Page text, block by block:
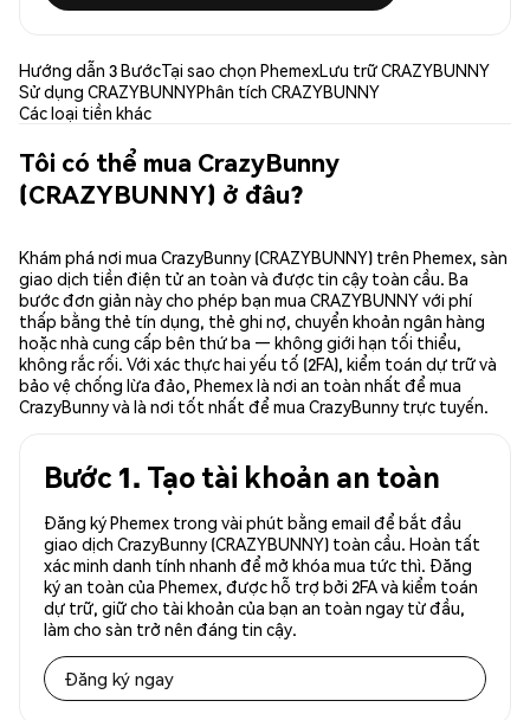
Hướng dẫn 3 BướcTại sao chọn PhemexLưu trữ CRAZYBUNNY
Sử dụng CRAZYBUNNYPhân tích CRAZYBUNNY
Các loại tiền khác
Tôi có thể mua CrazyBunny
(CRAZYBUNNY) ở đâu?
Khám phá nơi mua CrazyBunny (CRAZYBUNNY) trên Phemex, sàn
giao dịch tiền điện tử an toàn và được tin cậy toàn cầu. Ba
bước đơn giản này cho phép bạn mua CRAZYBUNNY với phí
thấp bằng thẻ tín dụng, thẻ ghi nợ, chuyển khoản ngân hàng
hoặc nhà cung cấp bên thứ ba — không giới hạn tối thiểu,
không rắc rối. Với xác thực hai yếu tố (2FA), kiểm toán dự trữ và
bảo vệ chống lừa đảo, Phemex là nơi an toàn nhất để mua
CrazyBunny và là nơi tốt nhất để mua CrazyBunny trực tuyến.
Bước 1. Tạo tài khoản an toàn
Đăng ký Phemex trong vài phút bằng email để bắt đầu
giao dịch CrazyBunny (CRAZYBUNNY) toàn cầu. Hoàn tất
xác minh danh tính nhanh để mở khóa mua tức thì. Đăng
ký an toàn của Phemex, được hỗ trợ bởi 2FA và kiểm toán
dự trữ, giữ cho tài khoản của bạn an toàn ngay từ đầu,
làm cho sàn trở nên đáng tin cậy.
Đăng ký ngay